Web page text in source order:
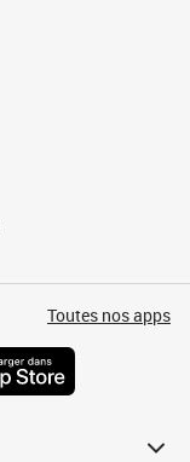
Toutes nos apps